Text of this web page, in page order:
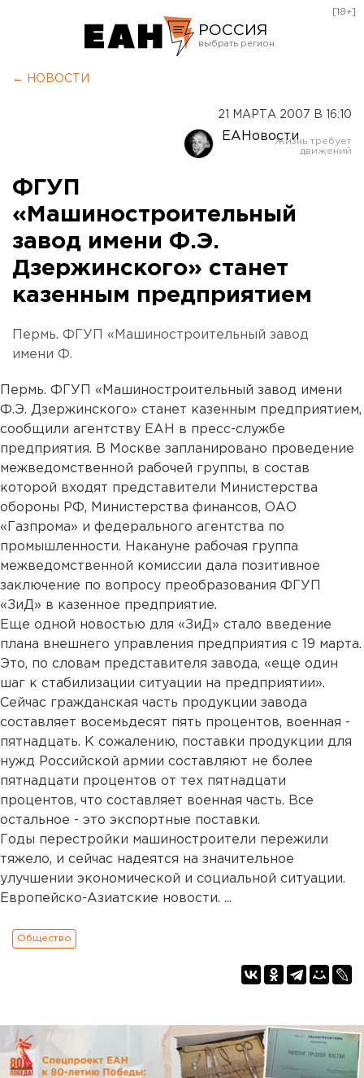
РОССИЯ
Оренбург
[18+]
← НОВОСТИ
21 МАРТА 2007 В 16:10
ЕАНовости
ФГУП
«Машиностроительный
завод имени Ф.Э.
Дзержинского» станет
казенным предприятием
Пермь. ФГУП «Машиностроительный завод
имени Ф.
Пермь. ФГУП «Машиностроительный завод имени
Ф.Э. Дзержинского» станет казенным предприятием,
сообщили агентству ЕАН в пресс-службе
предприятия. В Москве запланировано проведение
межведомственной рабочей группы, в состав
которой входят представители Министерства
обороны РФ, Министерства финансов, ОАО
«Газпрома» и федерального агентства по
промышленности. Накануне рабочая группа
межведомственной комиссии дала позитивное
заключение по вопросу преобразования ФГУП
«ЗиД» в казенное предприятие.
Еще одной новостью для «ЗиД» стало введение
плана внешнего управления предприятия с 19 марта.
Это, по словам представителя завода, «еще один
шаг к стабилизации ситуации на предприятии».
Сейчас гражданская часть продукции завода
составляет восемьдесят пять процентов, военная -
пятнадцать. К сожалению, поставки продукции для
нужд Российской армии составляют не более
пятнадцати процентов от тех пятнадцати
процентов, что составляет военная часть. Все
остальное - это экспортные поставки.
Годы перестройки машиностроители пережили
тяжело, и сейчас надеятся на значительное
улучшении экономической и социальной ситуации.
Европейско-Азиатские новости. ...
Общество